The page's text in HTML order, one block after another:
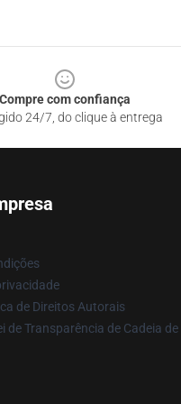
Compre com confiança
24/7, do clique à entrega
de Direitos Autorais
de Transparência de Cadeia de